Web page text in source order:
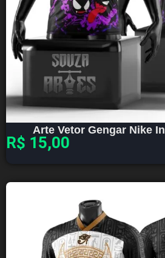
Arte Vetor Gengar Nike
R$ 15,00